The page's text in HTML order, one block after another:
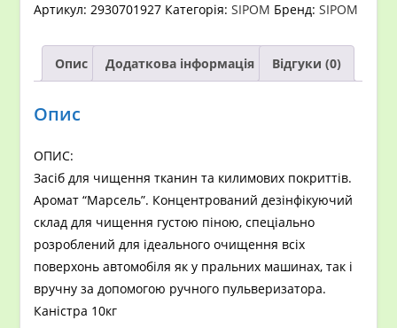
Sipom
LAVAMOQUETTES,
Канистра
10кг
Артикул:2930701927 Категорія:SIPOM Бренд:SIPOM
Опис Додаткова інформація Відгуки (0)
Опис
ОПИС:
Засіб для чищення тканин та килимових покриттів.
Аромат “Марсель”. Концентрований дезінфікуючий
склад для чищення густою піною, спеціально
розроблений для ідеального очищення всіх
поверхонь автомобіля як у пральних машинах, так і
вручну за допомогою ручного пульверизатора.
Каністра 10кг